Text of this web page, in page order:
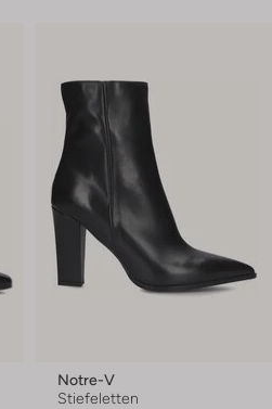
Notre-V
Stiefeletten